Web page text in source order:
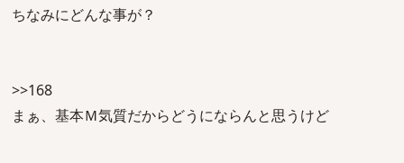
ちなみにどんな事が？
>>168
まぁ、基本Ｍ気質だからどうにならんと思うけど